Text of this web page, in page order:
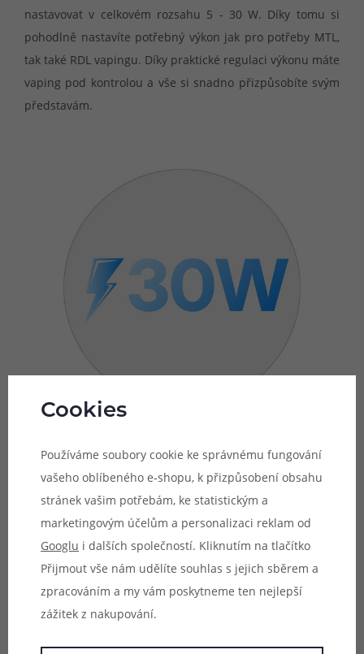
nastavovat v celkovém rozsahu 5 - 30 W. Díky tomu si
pohodlně nastavíte potřebný výkon jak pro potřeby MTL,
tak také RDL vapingu. Díky praktické regulaci výkonu máte
vaping pod kontrolou a vše si snadno přizpůsobíte svým
představám.
Jedna z bočních částí e-cigarety Xlim Pro 2 disponuje
velkým ovládacím tlačítkem, které slouží pro ovládání a
nastavení e-cigarety. Pomocí tlačítka si snadno upravíte
výstupní výkon, změníte schéma celého zařízení, nebo si
můžete vynulovat počítadlo potahů. Tlačítko slouží také
pro rychlé zapnutí a vypnutí tradičním stiskem 5x rychle
Cookies
Používáme soubory cookie ke správnému fungování
vašeho oblíbeného e-shopu, k přizpůsobení obsahu
stránek vašim potřebám, ke statistickým a
marketingovým účelům a personalizaci reklam od
Googlu i dalších společností. Kliknutím na tlačítko
Přijmout vše nám udělíte souhlas s jejich sběrem a
zpracováním a my vám poskytneme ten nejlepší
zážitek z nakupování.